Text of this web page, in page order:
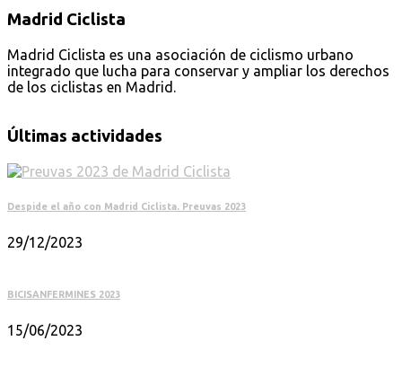
Madrid Ciclista
Madrid Ciclista es una asociación de ciclismo urbano
integrado que lucha para conservar y ampliar los derechos
de los ciclistas en Madrid.
Últimas actividades
Despide el año con Madrid Ciclista. Preuvas 2023
29/12/2023
BICISANFERMINES 2023
15/06/2023